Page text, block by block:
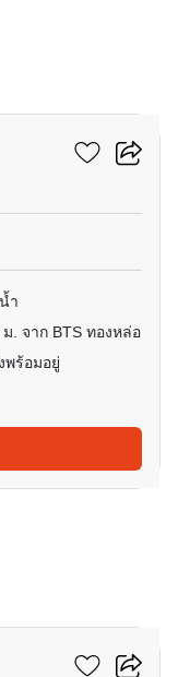
ำ
ม. จาก BTS ทองหล่อ
พร้อมอยู่